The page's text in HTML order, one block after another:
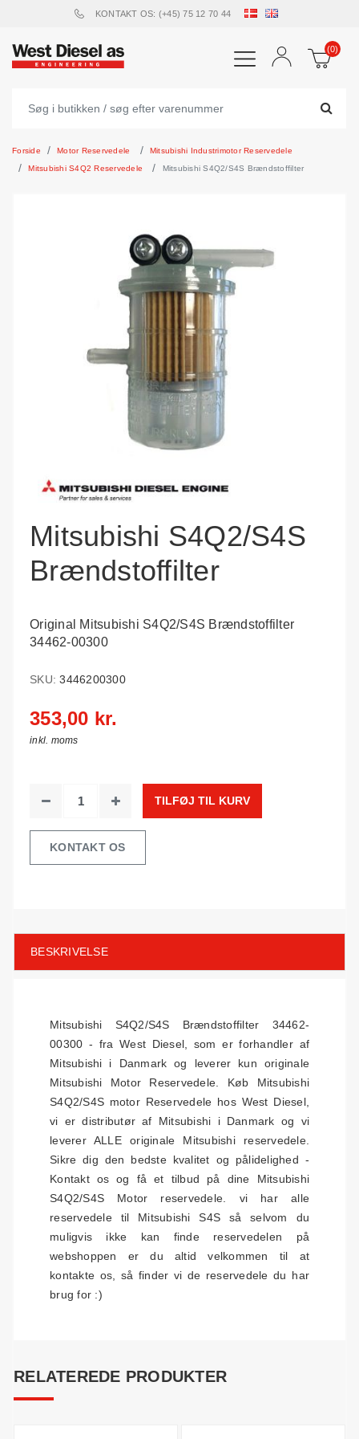
KONTAKT OS: (+45) 75 12 70 44
(0)
Forside Motor Reservedele
Mitsubishi Industrimotor Reservedele
Mitsubishi S4Q2 Reservedele
Mitsubishi S4Q2/S4S Brændstoffilter
Mitsubishi S4Q2/S4S
Brændstoffilter
Original Mitsubishi S4Q2/S4S Brændstoffilter
34462-00300
SKU: 3446200300
353,00 kr.
inkl. moms
TILFØJ TIL KURV
KONTAKT OS
BESKRIVELSE
Mitsubishi S4Q2/S4S Brændstoffilter 34462-
00300 - fra West Diesel, som er forhandler af
Mitsubishi i Danmark og leverer kun originale
Mitsubishi Motor Reservedele. Køb Mitsubishi
S4Q2/S4S motor Reservedele hos West Diesel,
vi er distributør af Mitsubishi i Danmark og vi
leverer ALLE originale Mitsubishi reservedele.
Sikre dig den bedste kvalitet og pålidelighed -
Kontakt os og få et tilbud på dine Mitsubishi
S4Q2/S4S Motor reservedele. vi har alle
reservedele til Mitsubishi S4S så selvom du
muligvis ikke kan finde reservedelen på
webshoppen er du altid velkommen til at
kontakte os, så finder vi de reservedele du har
brug for :)
RELATEREDE PRODUKTER